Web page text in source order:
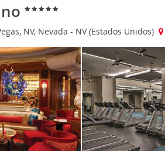
NV, Nevada - NV (Estados Unidos)